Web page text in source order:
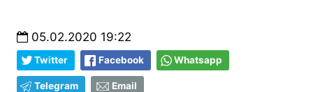
05.02.2020 19:22
Twitter Facebook Whatsapp
Telegram Email